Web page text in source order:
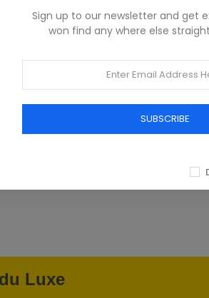
Luxe
Sign up to our newsletter and get
won find any where else
SUBSCRIBE